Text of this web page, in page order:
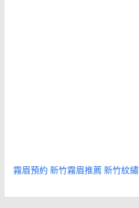
霧眉預約新竹霧眉推薦新竹紋繡